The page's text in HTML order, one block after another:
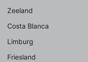
Zeeland
Costa Blanca
Limburg
Friesland